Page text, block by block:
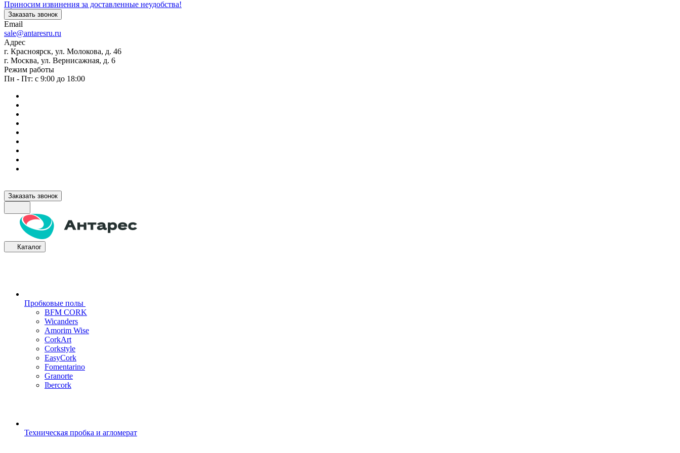
Приносим извинения за доставленные неудобства!
Заказать звонок
Email
sale@antaresru.ru
Адрес
г. Красноярск, ул. Молокова, д. 46
г. Москва, ул. Вернисажная, д. 6
Режим работы
Пн - Пт: с 9:00 до 18:00
Заказать звонок
Каталог
Пробковые полы
BFM CORK
Wicanders
Amorim Wise
CorkArt
Corkstyle
EasyCork
Fomentarino
Granorte
Ibercork
Техническая пробка и агломерат